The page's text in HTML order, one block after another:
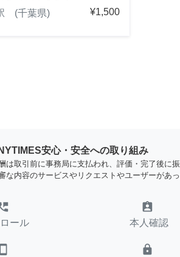
(千葉県)
¥1,500
安心・安全への取り組み
は取引前に事務局に支払われ、評価・完了後に
な内容のサービスやリクエストやユーザーがあ
ール
assignment_ind
本人確認
smartphone lock